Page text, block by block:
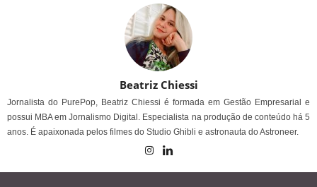
Beatriz Chiessi
Jornalista do PurePop, Beatriz Chiessi é formada em Gestão Empresarial e
possui MBA em Jornalismo Digital. Especialista na produção de conteúdo há 5
anos. É apaixonada pelos filmes do Studio Ghibli e astronauta do Astroneer.